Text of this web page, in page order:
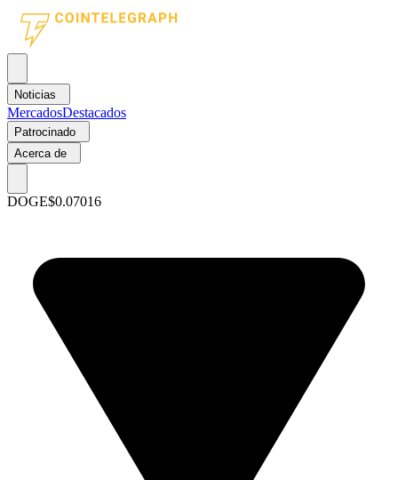
Noticias
MercadosDestacados
Patrocinado
Acerca de
DOGE$0.07016